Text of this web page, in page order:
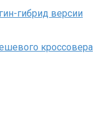
гибрид версии
кроссовера